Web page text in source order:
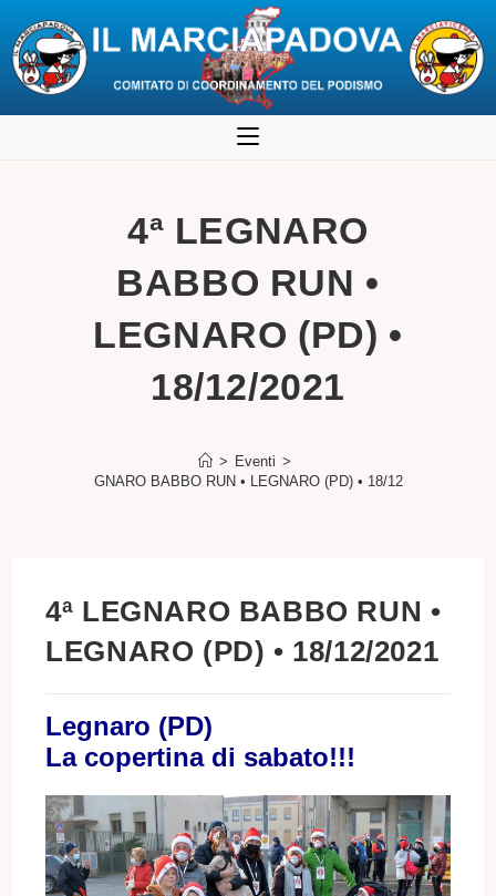
al
4ª LEGNARO
BABBO RUN •
LEGNARO (PD) •
18/12/2021
> Eventi >
4ª LEGNARO BABBO RUN • LEGNARO (PD) • 18/12/2021
4ª LEGNARO BABBO RUN •
LEGNARO (PD) • 18/12/2021
Legnaro (PD)
La copertina di sabato!!!